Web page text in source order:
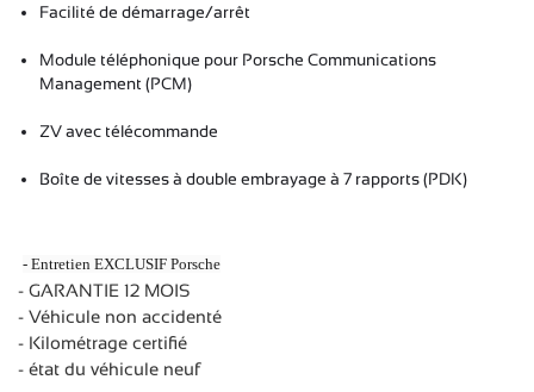
Facilité de démarrage/arrêt
Module téléphonique pour Porsche Communications
Management (PCM)
ZV avec télécommande
Boîte de vitesses à double embrayage à 7 rapports (PDK)
- Entretien EXCLUSIF Porsche
- GARANTIE 12 MOIS
- Véhicule non accidenté
- Kilométrage certifié
- état du véhicule neuf